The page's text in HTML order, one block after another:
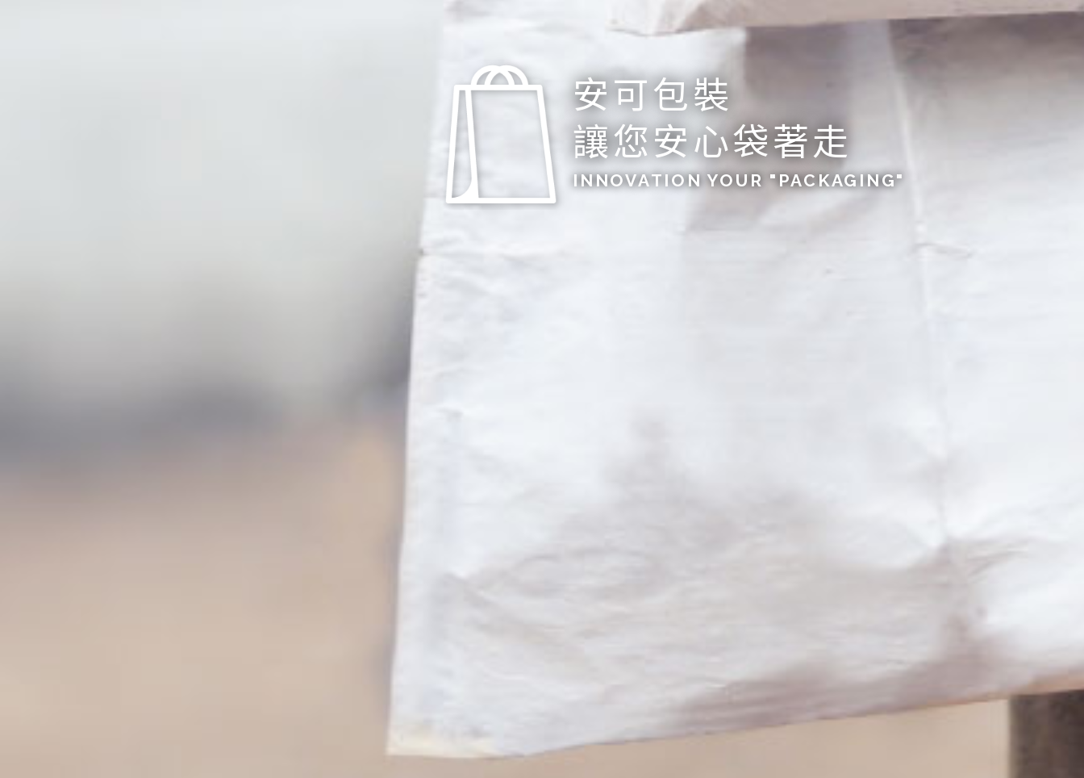
安可包裝
讓您安心袋著走
INNOVATION YOUR "PACKAGING"